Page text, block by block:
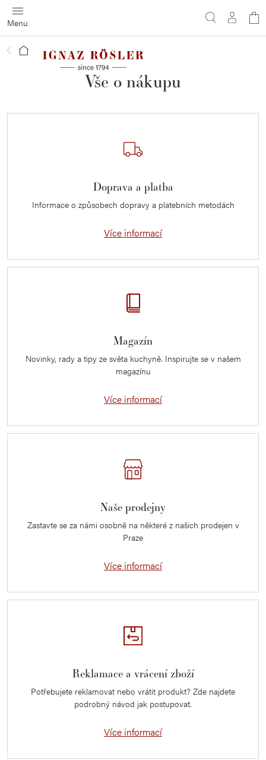
Přejít
na
obsah
Domů
Vše o nákupu
Doprava a platba
Informace o způsobech dopravy a platebních metodách
Více informací
Magazín
Novinky, rady a tipy ze světa kuchyně. Inspirujte se v našem
magazínu
Více informací
Naše prodejny
Zastavte se za námi osobně na některé z našich prodejen v
Praze
Více informací
Reklamace a vrácení zboží
Potřebujete reklamovat nebo vrátit produkt? Zde najdete
podrobný návod jak postupovat.
Více informací